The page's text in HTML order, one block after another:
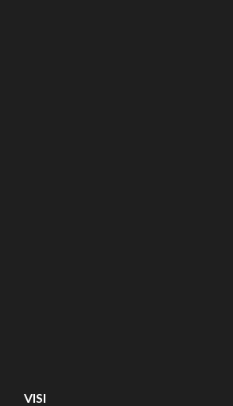
VISI